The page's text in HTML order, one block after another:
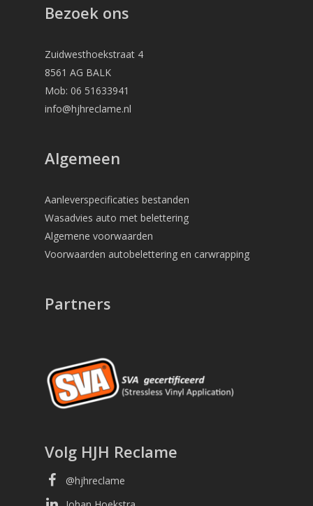
Bezoek ons
Zuidwesthoekstraat 4
8561 AG BALK
Mob: 06 51633941
info@hjhreclame.nl
Algemeen
Aanleverspecificaties bestanden
Wasadvies auto met belettering
Algemene voorwaarden
Voorwaarden autobelettering en carwrapping
Partners
Volg HJH Reclame
facebook@hjhreclame